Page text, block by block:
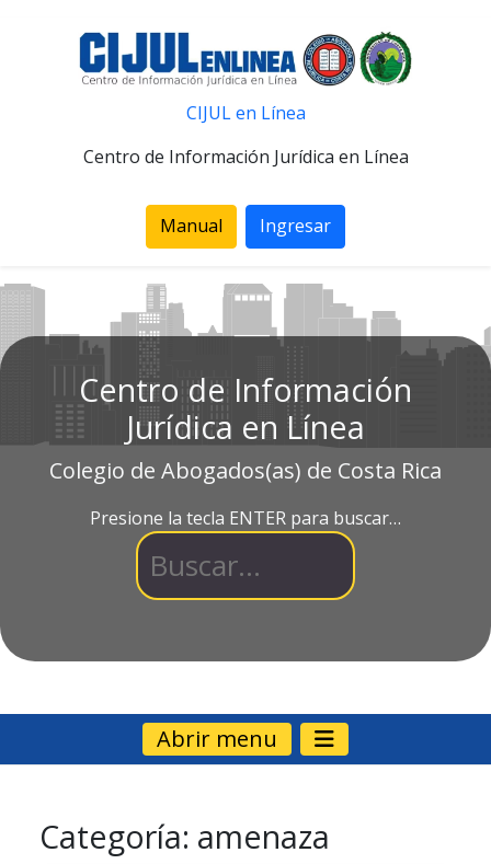
CIJUL en Línea
Centro de Información Jurídica en Línea
Manual Ingresar
Centro de Información
Jurídica en Línea
Colegio de Abogados(as) de Costa Rica
Presione la tecla ENTER para buscar…
Abrir menu
Categoría: amenaza